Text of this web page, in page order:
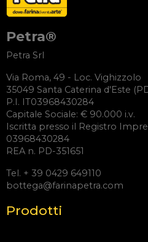
Petra®
Petra Srl
Via Roma, 49 - Loc. Vighizzolo
35049 Santa Caterina d'Este
P.I. IT03968430284
Capitale Sociale: € 90.000 i.v.
Iscritta presso il Registro
03968430284
REA n. PD-351651
Tel. + 39 0429 649110
bottega@farinapetra.com
Prodotti